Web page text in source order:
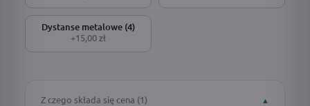
Dystanse metalowe (4)
+15,00 zł
Z czego składa się cena (1) ▲